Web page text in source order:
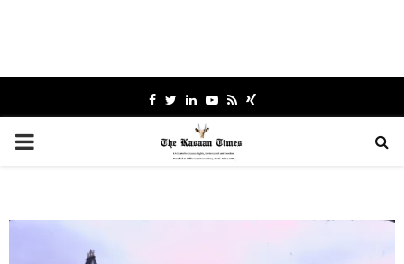
Facebook
TwitterLinkedinYoutube
RssXing
PRIMARY